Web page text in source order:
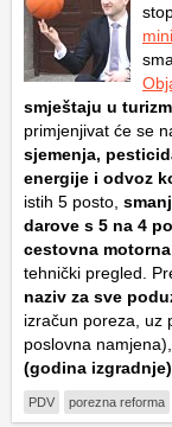
smještaju u
primjenjivat će se
sjemenja,
energije i odvoz
istih 5 posto,
darove s 5 na 4
cestovna
tehnički pregled.
naziv za sve
izračun poreza, uz
poslovna
(godina
PDV porezna reforma